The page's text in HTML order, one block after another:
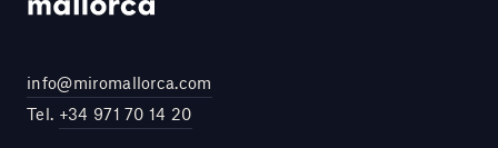
info@miromallorca.com
Tel. +34 971 70 14 20